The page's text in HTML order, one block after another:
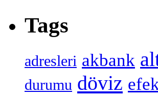
Tags
adresleri akbank
durumu döviz